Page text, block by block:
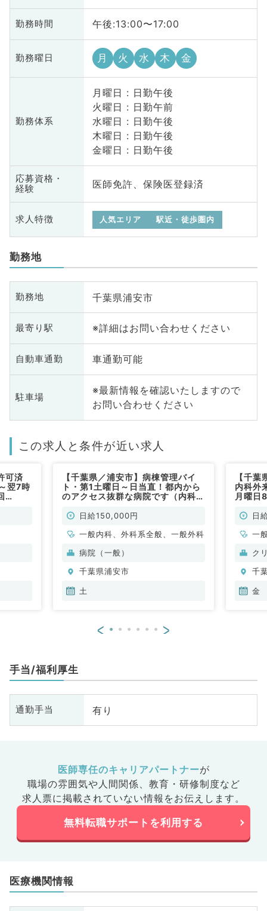
勤務時間 午後:13:00〜17:00
勤務曜日 月 火 水 木 金
勤務体系
月曜日 : 日勤午後
火曜日 : 日勤午前
水曜日 : 日勤午後
木曜日 : 日勤午後
金曜日 : 日勤午後
応募資格・
経験
医師免許、保険医登録済
求人特徴 人気エリア 駅近・徒歩圏内
勤務地
勤務地 千葉県浦安市
最寄り駅 ※詳細はお問い合わせください
自動車通勤 車通勤可能
駐車場
※最新情報を確認いたしますので
お問い合わせください
この求人と条件が近い求人
可済
翌7時
【千葉県／浦安市】病棟管理バイ
ト・第1土曜日～日当直！都内から
のアクセス抜群な病院です（内科・
日給150,000円
一般内科、外科系全般、一般外科
病院（一般）
千葉県浦安市
土
【千
内科外
月曜日
（一日
一
ク
千
金
< >
手当/福利厚生
通勤手当 有り
医師専任のキャリアパートナーが
職場の雰囲気や人間関係、 教育・研修制度など
求人票に掲載されていない情報をお伝えします。
無料転職サポートを利用する
医療機関情報